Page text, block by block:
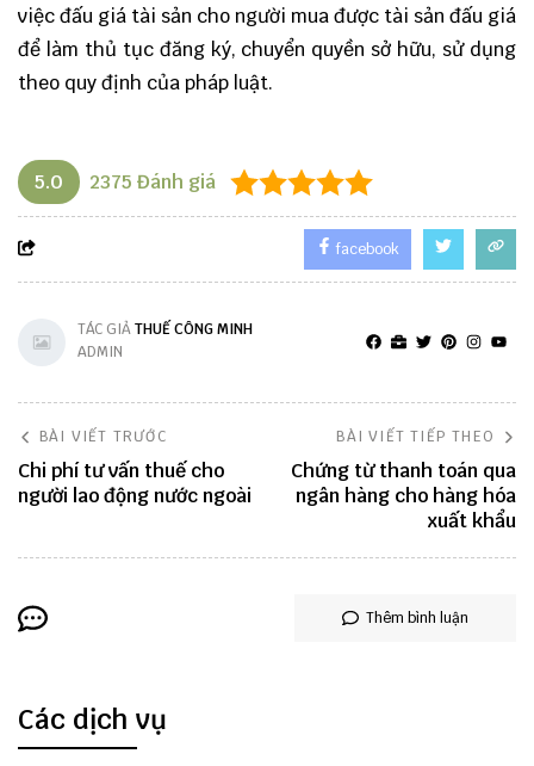
việc đấu giá tài sản cho người mua được tài sản đấu giá
để làm thủ tục đăng ký, chuyển quyền sở hữu, sử dụng
theo quy định của pháp luật.
5.0 2375 Đánh giá
facebook
TÁC GIẢTHUẾ CÔNG MINH
ADMIN
BÀI VIẾT TRƯỚC
Chi phí tư vấn thuế cho
người lao động nước ngoài
BÀI VIẾT TIẾP THEO
Chứng từ thanh toán qua
ngân hàng cho hàng hóa
xuất khẩu
Thêm bình luận
Các dịch vụ